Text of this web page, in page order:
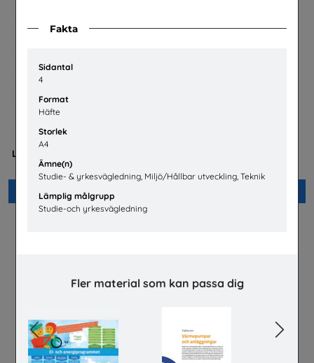
Fakta
Sidantal
4
Format
Häfte
Storlek
A4
Ämne(n)
Studie- & yrkesvägledning, Miljö/Hållbar utveckling, Teknik
Lämplig målgrupp
Studie-och yrkesvägledning
Fler material som kan passa dig
Previous Next
Mer än en fluga -
Lärarhandledning om barns
och ungas trygghet på nätet
Plan International Sverige
Beställ 0kr